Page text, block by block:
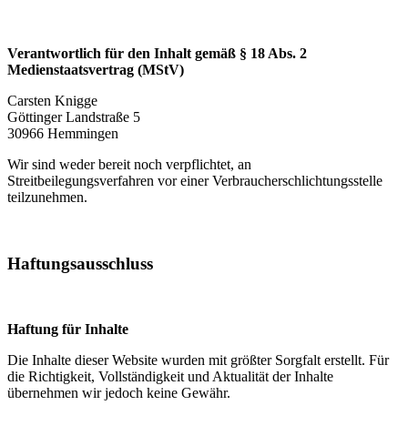
Verantwortlich für den Inhalt gemäß § 18 Abs. 2
Medienstaatsvertrag (MStV)
Carsten Knigge
Göttinger Landstraße 5
30966 Hemmingen
Wir sind weder bereit noch verpflichtet, an
Streitbeilegungsverfahren vor einer Verbraucherschlichtungsstelle
teilzunehmen.
Haftungsausschluss
Haftung für Inhalte
Die Inhalte dieser Website wurden mit größter Sorgfalt erstellt. Für
die Richtigkeit, Vollständigkeit und Aktualität der Inhalte
übernehmen wir jedoch keine Gewähr.